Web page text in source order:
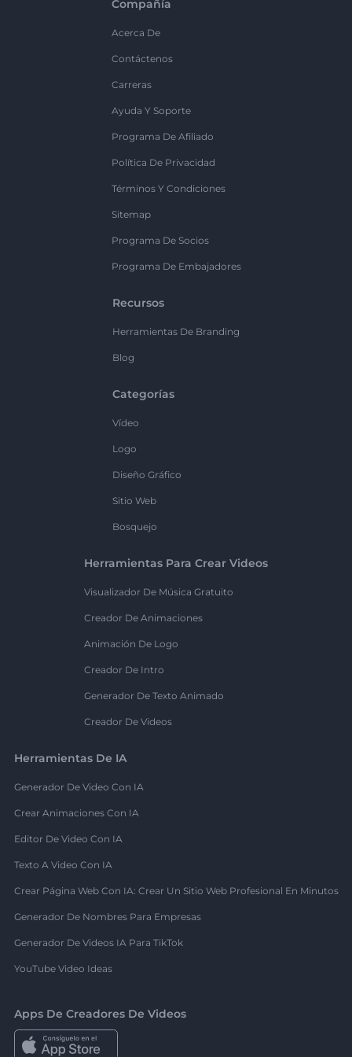
Compañía
Acerca De
Contáctenos
Carreras
Ayuda Y Soporte
Programa De Afiliado
Política De Privacidad
Términos Y Condiciones
Sitemap
Programa De Socios
Programa De Embajadores
Recursos
Herramientas De Branding
Blog
Categorías
Vídeo
Logo
Diseño Gráfico
Sitio Web
Bosquejo
Herramientas Para Crear Videos
Visualizador De Música Gratuito
Creador De Animaciones
Animación De Logo
Creador De Intro
Generador De Texto Animado
Creador De Videos
Herramientas De IA
Generador De Video Con IA
Crear Animaciones Con IA
Editor De Video Con IA
Texto A Video Con IA
Crear Página Web Con IA: Crear Un Sitio Web Profesional En Minutos
Generador De Nombres Para Empresas
Generador De Videos IA Para TikTok
YouTube Video Ideas
Apps De Creadores De Videos